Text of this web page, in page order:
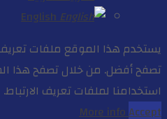
English
يستخدم هذا الموقع ملفات تعريف
تصفح أفضل. من خلال تصفح هذا
استخدامنا لملفات تعريف الارتباط.
More infoAccept